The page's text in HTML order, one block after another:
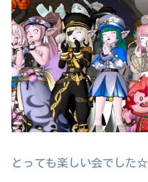
とっても楽しい会でした☆